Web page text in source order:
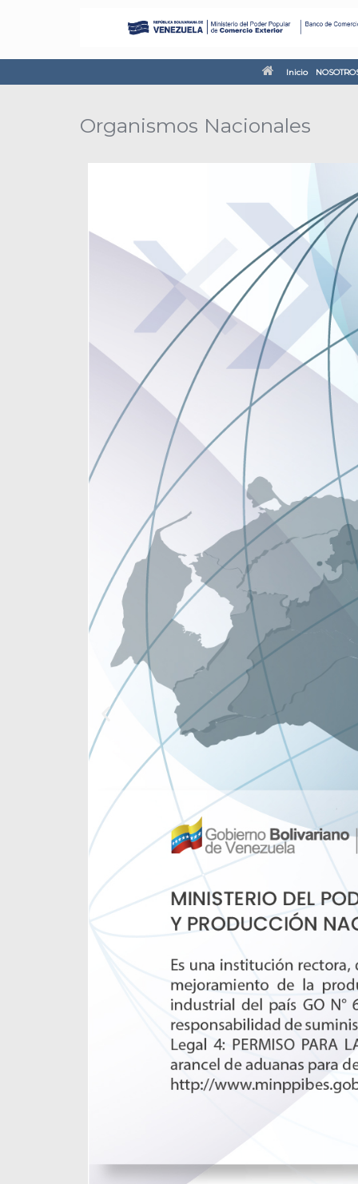
Inicio
Organismos Nacionales